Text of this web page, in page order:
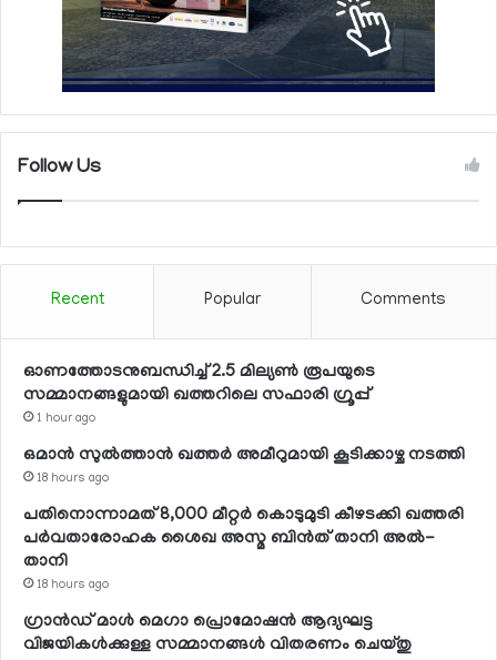
Follow Us
Recent Popular Comments
ഓണത്തോടനുബന്ധിച്ച് 2.5 മില്യണ്‍ രൂപയുടെ
സമ്മാനങ്ങളുമായി ഖത്തറിലെ സഫാരി ഗ്രൂപ്പ്
1 hour ago
ഒമാന്‍ സുല്‍ത്താന്‍ ഖത്തര്‍ അമീറുമായി കൂടിക്കാഴ്ച നടത്തി
18 hours ago
പതിനൊന്നാമത് 8,000 മീറ്റര്‍ കൊടുമുടി കീഴടക്കി ഖത്തരി
പര്‍വതാരോഹക ശൈഖ അസ്മ ബിന്‍ത് താനി അല്‍-
താനി
18 hours ago
ഗ്രാന്‍ഡ് മാള്‍ മെഗാ പ്രൊമോഷന്‍ ആദ്യഘട്ട
വിജയികള്‍ക്കുള്ള സമ്മാനങ്ങള്‍ വിതരണം ചെയ്തു